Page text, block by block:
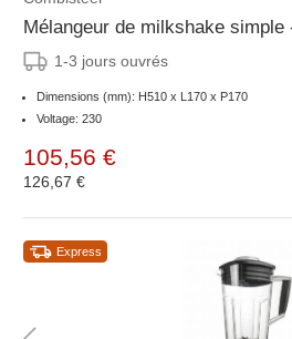
Mélangeur de milkshake simple
1-3 jours ouvrés
Dimensions (mm): H510 x L170 x P170
Voltage: 230
105,56 €
126,67 €
Express